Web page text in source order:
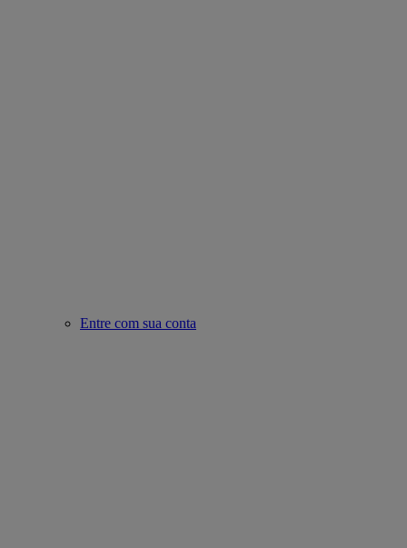
Entre com sua conta